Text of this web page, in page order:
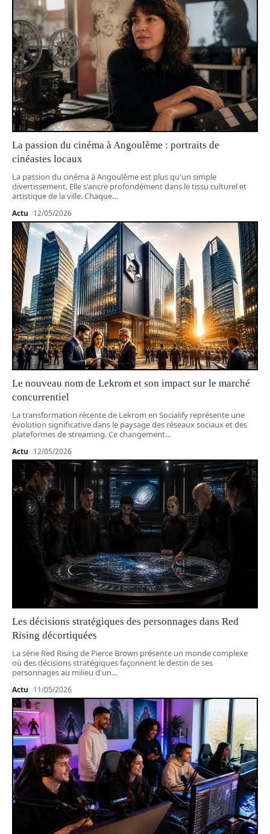
La passion du cinéma à Angoulème : portraits de
cinéastes locaux
La passion du cinéma à Angoulême est plus qu'un simple
divertissement. Elle s'ancre profondément dans le tissu culturel et
artistique de la ville. Chaque…
Actu 12/05/2026
Le nouveau nom de Lekrom et son impact sur le marché
concurrentiel
La transformation récente de Lekrom en Socialify représente une
évolution significative dans le paysage des réseaux sociaux et des
plateformes de streaming. Ce changement…
Actu 12/05/2026
Les décisions stratégiques des personnages dans Red
Rising décortiquées
La série Red Rising de Pierce Brown présente un monde complexe
où des décisions stratégiques façonnent le destin de ses
personnages au milieu d'un…
Actu 11/05/2026